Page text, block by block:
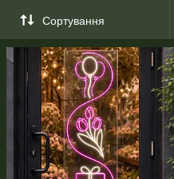
Сортування